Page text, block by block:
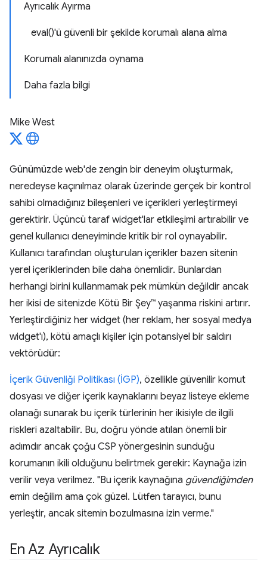
Ayrıcalık Ayırma
eval()'ü güvenli bir şekilde korumalı alana alma
Korumalı alanınızda oynama
Daha fazla bilgi
Mike West
Günümüzde web'de zengin bir deneyim oluşturmak,
neredeyse kaçınılmaz olarak üzerinde gerçek bir kontrol
sahibi olmadığınız bileşenleri ve içerikleri yerleştirmeyi
gerektirir. Üçüncü taraf widget'lar etkileşimi artırabilir ve
genel kullanıcı deneyiminde kritik bir rol oynayabilir.
Kullanıcı tarafından oluşturulan içerikler bazen sitenin
yerel içeriklerinden bile daha önemlidir. Bunlardan
herhangi birini kullanmamak pek mümkün değildir ancak
her ikisi de sitenizde Kötü Bir Şey™ yaşanma riskini artırır.
Yerleştirdiğiniz her widget (her reklam, her sosyal medya
widget'ı), kötü amaçlı kişiler için potansiyel bir saldırı
vektörüdür:
İçerik Güvenliği Politikası (İGP), özellikle güvenilir komut
dosyası ve diğer içerik kaynaklarını beyaz listeye ekleme
olanağı sunarak bu içerik türlerinin her ikisiyle de ilgili
riskleri azaltabilir. Bu, doğru yönde atılan önemli bir
adımdır ancak çoğu CSP yönergesinin sunduğu
korumanın ikili olduğunu belirtmek gerekir: Kaynağa izin
verilir veya verilmez. "Bu içerik kaynağına güvendiğimden
emin değilim ama çok güzel. Lütfen tarayıcı, bunu
yerleştir, ancak sitemin bozulmasına izin verme."
En Az Ayrıcalık